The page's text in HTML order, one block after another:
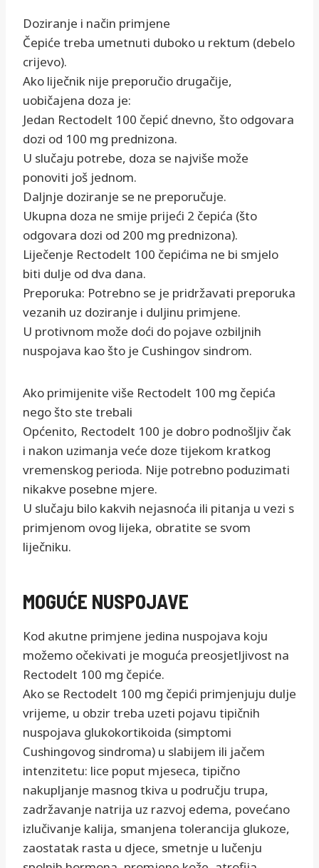
Doziranje i način primjene
Čepiće treba umetnuti duboko u rektum (debelo
crijevo).
Ako liječnik nije preporučio drugačije,
uobičajena doza je:
Jedan Rectodelt 100 čepić dnevno, što odgovara
dozi od 100 mg prednizona.
U slučaju potrebe, doza se najviše može
ponoviti još jednom.
Daljnje doziranje se ne preporučuje.
Ukupna doza ne smije prijeći 2 čepića (što
odgovara dozi od 200 mg prednizona).
Liječenje Rectodelt 100 čepićima ne bi smjelo
biti dulje od dva dana.
Preporuka: Potrebno se je pridržavati preporuka
vezanih uz doziranje i duljinu primjene.
U protivnom može doći do pojave ozbiljnih
nuspojava kao što je Cushingov sindrom.
Ako primijenite više Rectodelt 100 mg čepića
nego što ste trebali
Općenito, Rectodelt 100 je dobro podnošljiv čak
i nakon uzimanja veće doze tijekom kratkog
vremenskog perioda. Nije potrebno poduzimati
nikakve posebne mjere.
U slučaju bilo kakvih nejasnoća ili pitanja u vezi s
primjenom ovog lijeka, obratite se svom
liječniku.
MOGUĆE NUSPOJAVE
Kod akutne primjene jedina nuspojava koju
možemo očekivati je moguća preosjetljivost na
Rectodelt 100 mg čepiće.
Ako se Rectodelt 100 mg čepići primjenjuju dulje
vrijeme, u obzir treba uzeti pojavu tipičnih
nuspojava glukokortikoida (simptomi
Cushingovog sindroma) u slabijem ili jačem
intenzitetu: lice poput mjeseca, tipično
nakupljanje masnog tkiva u području trupa,
zadržavanje natrija uz razvoj edema, povećano
izlučivanje kalija, smanjena tolerancija glukoze,
zaostatak rasta u djece, smetnje u lučenju